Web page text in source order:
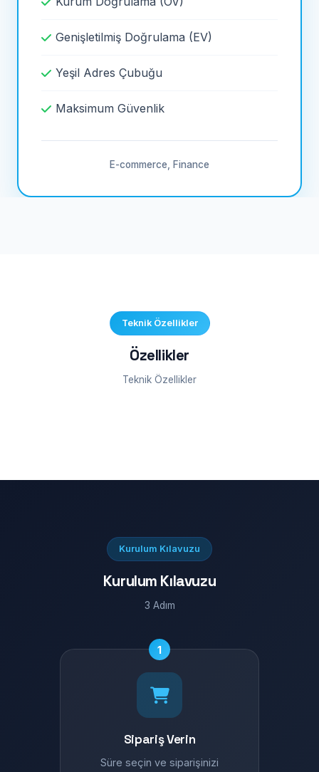
Genişletilmiş Doğrulama (EV)
Yeşil Adres Çubuğu
Maksimum Güvenlik
E-commerce, Finance
Teknik Özellikler
Özellikler
Teknik Özellikler
Kurulum Kılavuzu
Kurulum Kılavuzu
3 Adım
1
Sipariş Verin
Süre seçin ve siparişinizi